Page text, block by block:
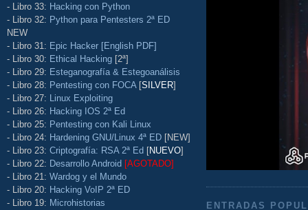
- Libro 33: Hacking con Python
- Libro 32: Python para Pentesters 2ª ED
NEW
- Libro 31: Epic Hacker [English PDF]
- Libro 30: Ethical Hacking [2ª]
- Libro 29: Esteganografía & Estegoanálisis
- Libro 28: Pentesting con FOCA [SILVER]
- Libro 27: Linux Exploiting
- Libro 26: Hacking IOS 2ª Ed
- Libro 25: Pentesting con Kali Linux
- Libro 24: Hardening GNU/Linux 4ª ED [NEW]
- Libro 23: Criptografía: RSA 2ª Ed [NUEVO]
- Libro 22: Desarrollo Android [AGOTADO]
- Libro 21: Wardog y el Mundo
- Libro 20: Hacking VoIP 2ª ED
- Libro 19: Microhistorias
ENTRADAS